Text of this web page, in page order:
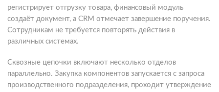
регистрирует отгрузку товара, финансовый модуль
создаёт документ, а CRM отмечает завершение поручения.
Сотрудникам не требуется повторять действия в
различных системах.
Сквозные цепочки включают несколько отделов
параллельно. Закупка компонентов запускается с запроса
производственного подразделения, проходит утверждение